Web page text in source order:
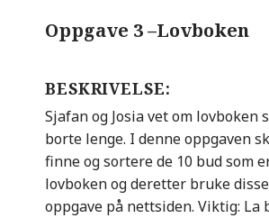
Oppgave 3 –Lovboken
BESKRIVELSE:
Sjafan og Josia vet om lovboken
borte lenge. I denne oppgaven
finne og sortere de 10 bud som
lovboken og deretter bruke
oppgave på nettsiden. Viktig: La